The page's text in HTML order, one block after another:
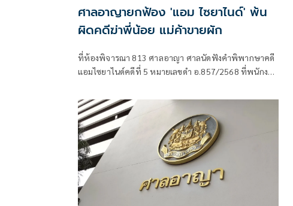
ศาลอาญายกฟ้อง 'แอม ไซยาไนด์' พ้น
ผิดคดีฆ่าพี่น้อย แม่ค้าขายผัก
ที่ห้องพิจารณา 813 ศาลอาญา ศาลนัดฟังคำพิพากษาคดี
แอมไซยาไนด์คดีที่ 5 หมายเลขดำ อ.857/2568 ที่พนักงาน